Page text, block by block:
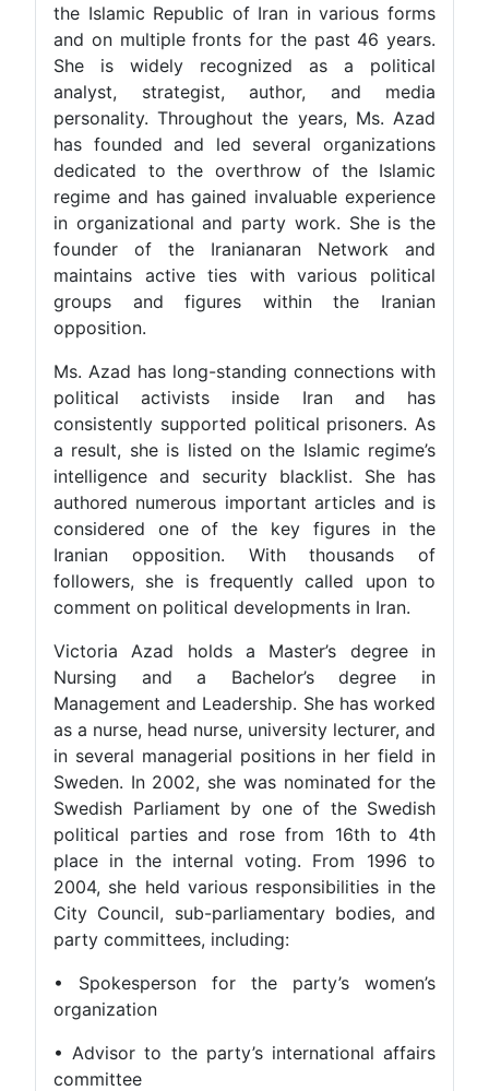
the Islamic Republic of Iran in various forms
and on multiple fronts for the past 46 years.
She is widely recognized as a political
analyst, strategist, author, and media
personality. Throughout the years, Ms. Azad
has founded and led several organizations
dedicated to the overthrow of the Islamic
regime and has gained invaluable experience
in organizational and party work. She is the
founder of the Iranianaran Network and
maintains active ties with various political
groups and figures within the Iranian
opposition.
Ms. Azad has long-standing connections with
political activists inside Iran and has
consistently supported political prisoners. As
a result, she is listed on the Islamic regime’s
intelligence and security blacklist. She has
authored numerous important articles and is
considered one of the key figures in the
Iranian opposition. With thousands of
followers, she is frequently called upon to
comment on political developments in Iran.
Victoria Azad holds a Master’s degree in
Nursing and a Bachelor’s degree in
Management and Leadership. She has worked
as a nurse, head nurse, university lecturer, and
in several managerial positions in her field in
Sweden. In 2002, she was nominated for the
Swedish Parliament by one of the Swedish
political parties and rose from 16th to 4th
place in the internal voting. From 1996 to
2004, she held various responsibilities in the
City Council, sub-parliamentary bodies, and
party committees, including:
• Spokesperson for the party’s women’s
organization
• Advisor to the party’s international affairs
committee